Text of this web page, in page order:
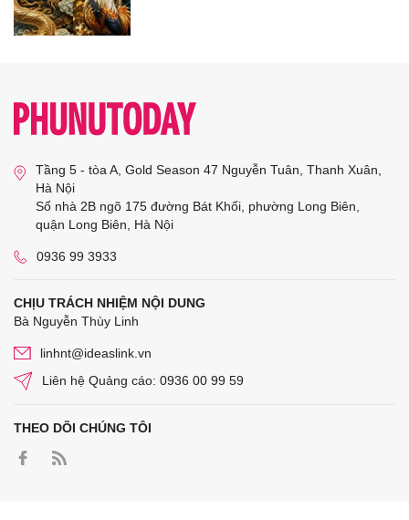
Tầng 5 - tòa A, Gold Season 47 Nguyễn Tuân, Thanh Xuân,
Hà Nội
Số nhà 2B ngõ 175 đường Bát Khối, phường Long Biên,
quận Long Biên, Hà Nội
0936 99 3933
CHỊU TRÁCH NHIỆM NỘI DUNG
Bà Nguyễn Thùy Linh
linhnt@ideaslink.vn
Liên hệ Quảng cáo: 0936 00 99 59
THEO DÕI CHÚNG TÔI